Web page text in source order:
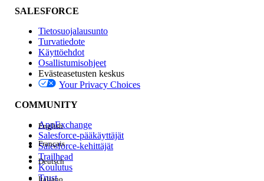
Ominaisuuden vaikutus
Edition
Kokemus
SALESFORCE
Tietosuojalausunto
Turvatiedote
Käyttöehdot
Osallistumisohjeet
Evästeasetusten keskus
Your Privacy Choices
COMMUNITY
AppExchange
Salesforce-pääkäyttäjät
Salesforce-kehittäjät
Trailhead
Koulutus
Trust
English
Français
Deutsch
Italiano